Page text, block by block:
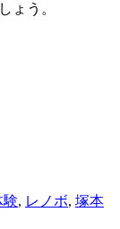
ょう。
験, レノボ, 塚本